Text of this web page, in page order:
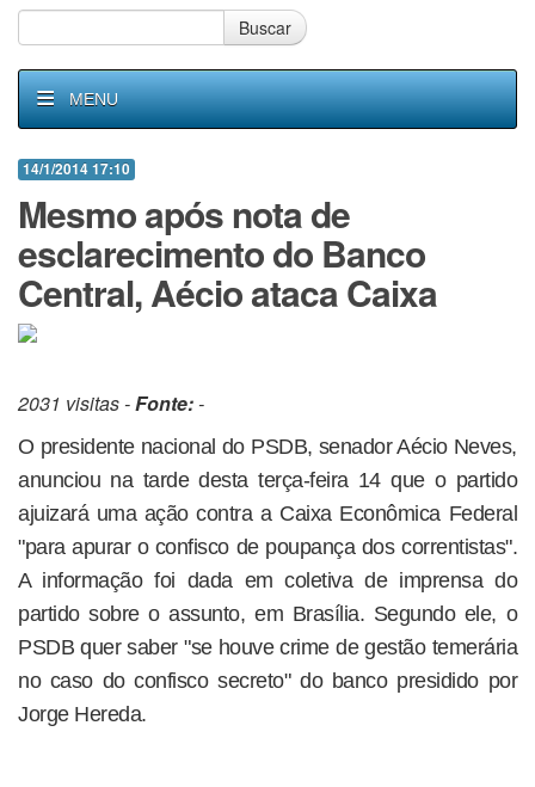
Buscar
MENU
14/1/2014 17:10
Mesmo após nota de
esclarecimento do Banco
Central, Aécio ataca Caixa
2031 visitas -Fonte:-
O presidente nacional do PSDB, senador Aécio Neves,
anunciou na tarde desta terça-feira 14 que o partido
ajuizará uma ação contra a Caixa Econômica Federal
"para apurar o confisco de poupança dos correntistas".
A informação foi dada em coletiva de imprensa do
partido sobre o assunto, em Brasília. Segundo ele, o
PSDB quer saber "se houve crime de gestão temerária
no caso do confisco secreto" do banco presidido por
Jorge Hereda.